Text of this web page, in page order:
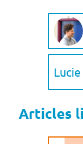
Articles